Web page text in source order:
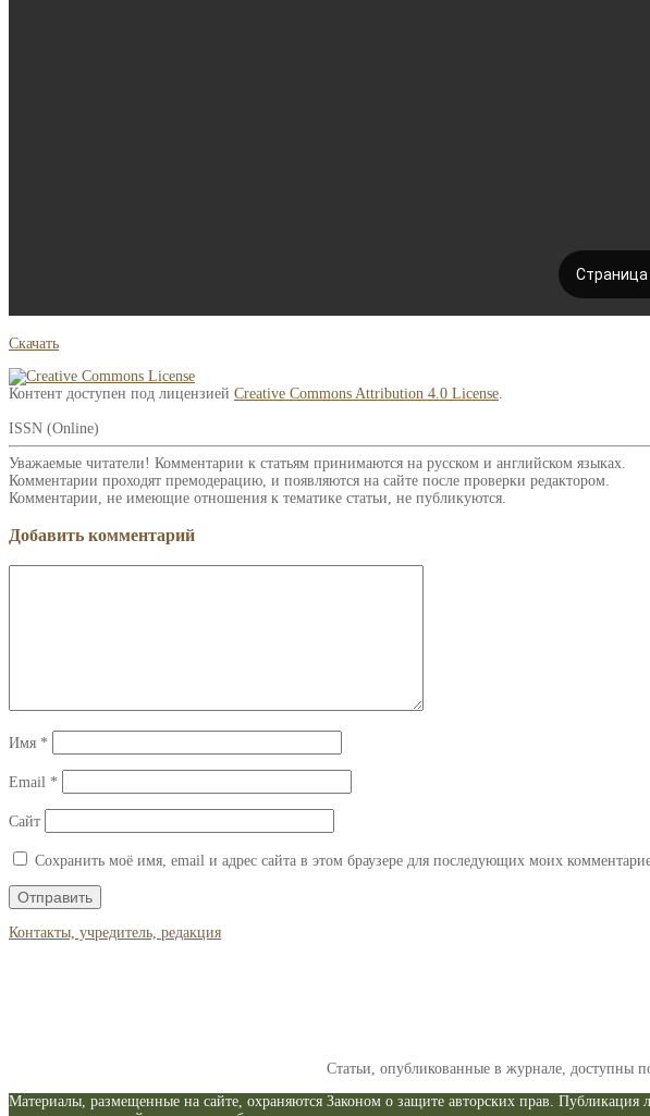
Скачать
Контент доступен под лицензией Creative Commons Attribution 4.0 License
ISSN (Online)
Уважаемые читатели! Комментарии к статьям принимаются на русском и английском языках.
Комментарии проходят премодерацию, и появляются на сайте после проверки редактором.
Комментарии, не имеющие отношения к тематике статьи, не публикуются.
Добавить комментарий
Имя *
Email *
Сайт
Сохранить моё имя, email и адрес сайта в этом браузере для последующих моих
Контакты, учредитель, редакция
Статьи, опубликованные в журнале, доступны
Материалы, размещенные на сайте, охраняются Законом о защите авторских прав. Публикация